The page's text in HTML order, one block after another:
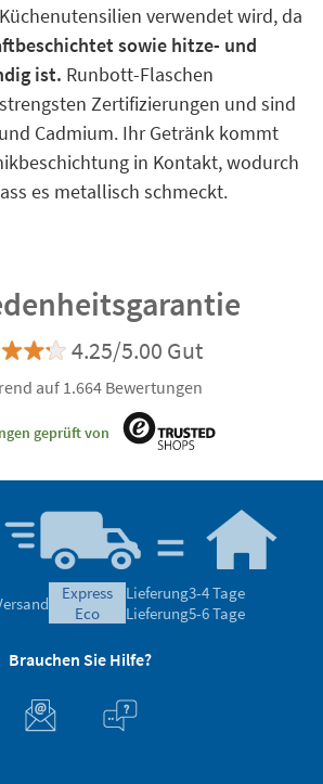
verwendet wird, da
sowie hitze- und
ist. Runbott-Flaschen
Zertifizierungen und sind
Cadmium. Ihr Getränk kommt
in Kontakt, wodurch
es metallisch schmeckt.
4.25/5.00 Gut
auf 1.664 Bewertungen
geprüft von
express
eco
Lieferung3-4 Tage
Lieferung5-6 Tage
Brauchen Sie Hilfe?